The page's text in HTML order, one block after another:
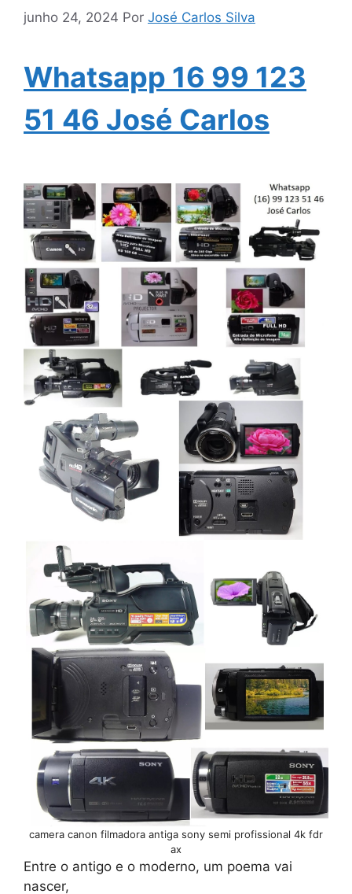
junho 24, 2024 Por José Carlos Silva
Whatsapp 16 99 123
51 46 José Carlos
camera canon filmadora antiga sony semi profissional 4k fdr
ax
Entre o antigo e o moderno, um poema vai
nascer,